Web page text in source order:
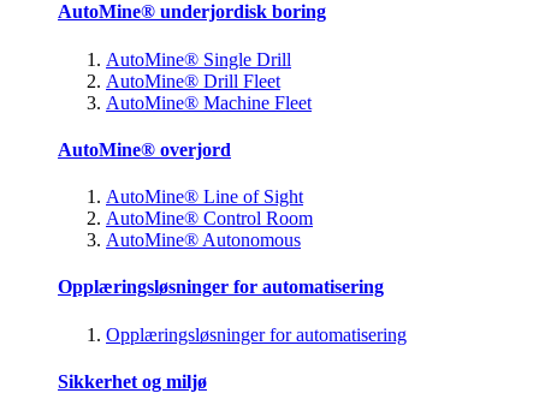
AutoMine® underjordisk boring
AutoMine® Single Drill
AutoMine® Drill Fleet
AutoMine® Machine Fleet
AutoMine® overjord
AutoMine® Line of Sight
AutoMine® Control Room
AutoMine® Autonomous
Opplæringsløsninger for automatisering
Opplæringsløsninger for automatisering
Sikkerhet og miljø